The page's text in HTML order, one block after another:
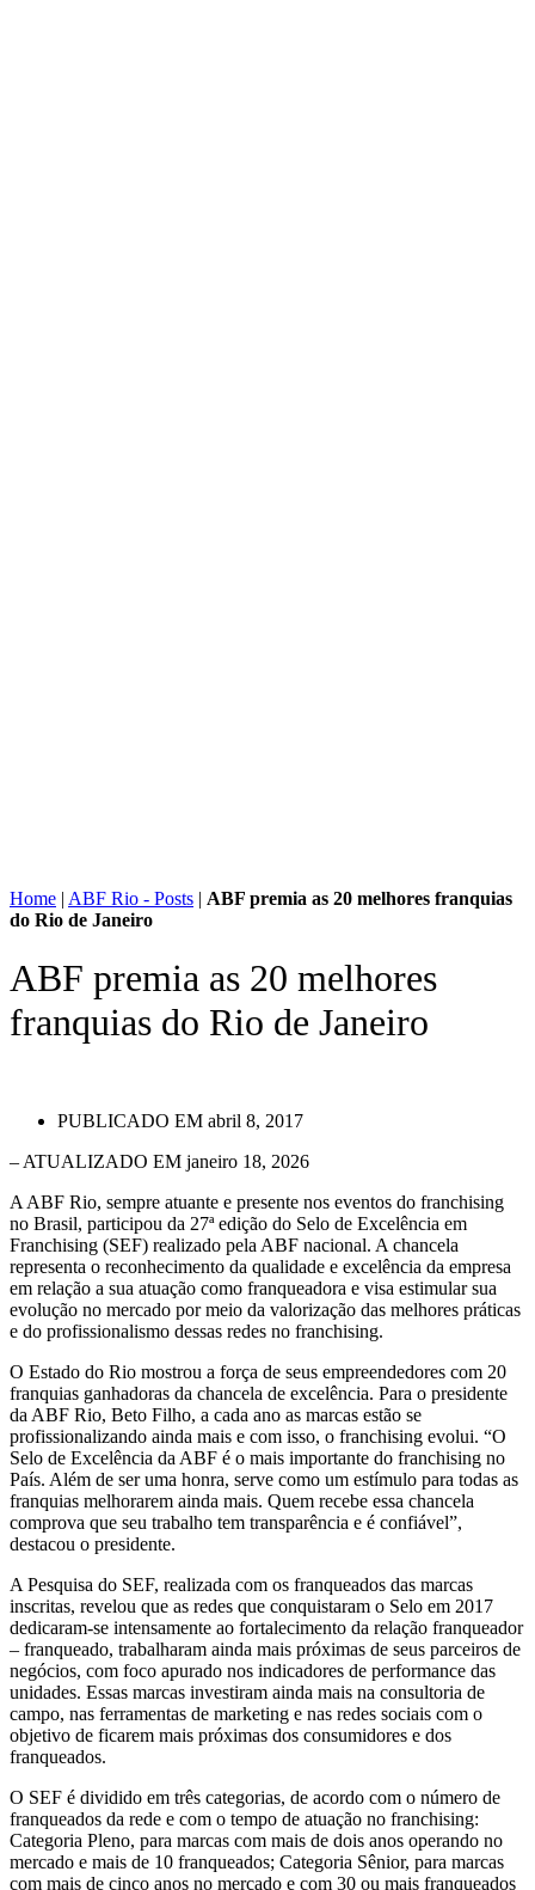
Home | ABF Rio - Posts | ABF premia as 20 melhores franquias
do Rio de Janeiro
ABF premia as 20 melhores
franquias do Rio de Janeiro
PUBLICADO EM abril 8, 2017
– ATUALIZADO EM janeiro 18, 2026
A ABF Rio, sempre atuante e presente nos eventos do franchising
no Brasil, participou da 27ª edição do Selo de Excelência em
Franchising (SEF) realizado pela ABF nacional. A chancela
representa o reconhecimento da qualidade e excelência da empresa
em relação a sua atuação como franqueadora e visa estimular sua
evolução no mercado por meio da valorização das melhores práticas
e do profissionalismo dessas redes no franchising.
O Estado do Rio mostrou a força de seus empreendedores com 20
franquias ganhadoras da chancela de excelência. Para o presidente
da ABF Rio, Beto Filho, a cada ano as marcas estão se
profissionalizando ainda mais e com isso, o franchising evolui. “O
Selo de Excelência da ABF é o mais importante do franchising no
País. Além de ser uma honra, serve como um estímulo para todas as
franquias melhorarem ainda mais. Quem recebe essa chancela
comprova que seu trabalho tem transparência e é confiável”,
destacou o presidente.
A Pesquisa do SEF, realizada com os franqueados das marcas
inscritas, revelou que as redes que conquistaram o Selo em 2017
dedicaram-se intensamente ao fortalecimento da relação franqueador
– franqueado, trabalharam ainda mais próximas de seus parceiros de
negócios, com foco apurado nos indicadores de performance das
unidades. Essas marcas investiram ainda mais na consultoria de
campo, nas ferramentas de marketing e nas redes sociais com o
objetivo de ficarem mais próximas dos consumidores e dos
franqueados.
O SEF é dividido em três categorias, de acordo com o número de
franqueados da rede e com o tempo de atuação no franchising:
Categoria Pleno, para marcas com mais de dois anos operando no
mercado e mais de 10 franqueados; Categoria Sênior, para marcas
com mais de cinco anos no mercado e com 30 ou mais franqueados